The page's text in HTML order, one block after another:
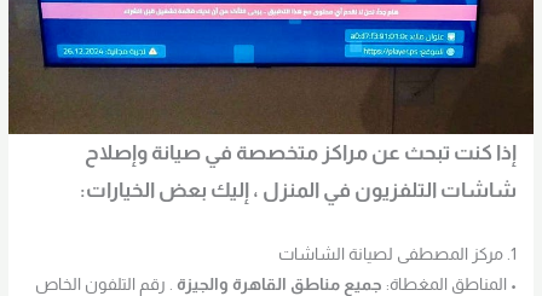
إذا كنت تبحث عن مراكز متخصصة في صيانة وإصلاح
شاشات التلفزيون في المنزل ، إليك بعض الخيارات:
1. مركز المصطفى لصيانة الشاشات
• المناطق المغطاة: جميع مناطق القاهرة والجيزة . رقم التلفون الخاص